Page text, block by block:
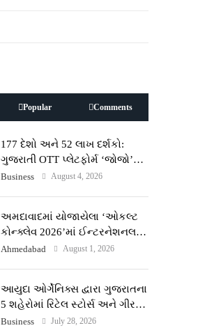
Popular Comments
177 દેશો અને 52 લાખ દર્શકો:
ગુજરાતી OTT પ્લેટફોર્મ ‘જોજો’
(JOJO) નો વિશ્વભરમાં દબદબો
Business August 4, 2026
અમદાવાદમાં યોજાયેલા ‘ઓકલ્ટ
કોન્ક્લેવ 2026’માં ઈન્ટરનેશનલ
ટેરોટ રીડર પુનિતજી લુલ્લા એ ટેરોટ
Ahmedabad August 1, 2026
આયુદા ઓર્ગેનિક્સ દ્વારા ગુજરાતના
5 શહેરોમાં રિટેલ સ્ટોર્સ અને ગીર
ગાયના વૈદિક વલોણા ઘી-દૂધની શુદ્ધ
Business July 28, 2026